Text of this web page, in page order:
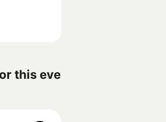
this eve